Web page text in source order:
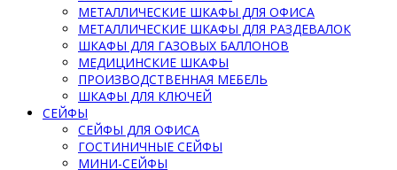
МЕТАЛЛИЧЕСКИЕ ШКАФЫ ДЛЯ ОФИСА
МЕТАЛЛИЧЕСКИЕ ШКАФЫ ДЛЯ РАЗДЕВАЛОК
ШКАФЫ ДЛЯ ГАЗОВЫХ БАЛЛОНОВ
МЕДИЦИНСКИЕ ШКАФЫ
ПРОИЗВОДСТВЕННАЯ МЕБЕЛЬ
ШКАФЫ ДЛЯ КЛЮЧЕЙ
СЕЙФЫ
СЕЙФЫ ДЛЯ ОФИСА
ГОСТИНИЧНЫЕ СЕЙФЫ
МИНИ-СЕЙФЫ